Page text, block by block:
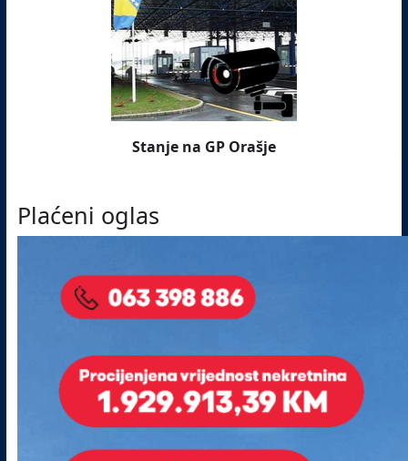
Stanje na GP Orašje
Plaćeni oglas